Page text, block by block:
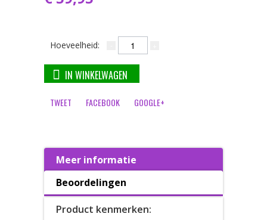
Hoeveelheid:
IN WINKELWAGEN
TWEET FACEBOOK GOOGLE+
Meer informatie
Beoordelingen
Product kenmerken: